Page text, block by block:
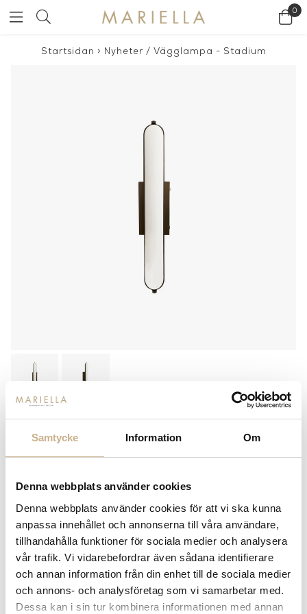
Samtycke Information Om
Denna webbplats använder cookies
Denna webbplats använder cookies för att vi ska kunna
anpassa innehållet och annonserna till våra användare,
tillhandahålla funktioner för sociala medier och analysera
vår trafik. Vi vidarebefordrar även sådana identifierare
och annan information från din enhet till de sociala medier
och annons- och analysföretag som vi samarbetar med.
Dessa kan i sin tur kombinera informationen med annan
0
Startsidan > Nyheter/ Vägglampa - Stadium
Lagerstatus: Beställningsvara
Läs mer
Leverans inom 3-5 arbetsdagar på lagervaror